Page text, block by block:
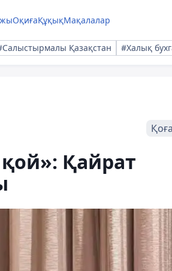
ОқиғаҚұқықМақалалар
Қазақстан #Халық
Қайрат